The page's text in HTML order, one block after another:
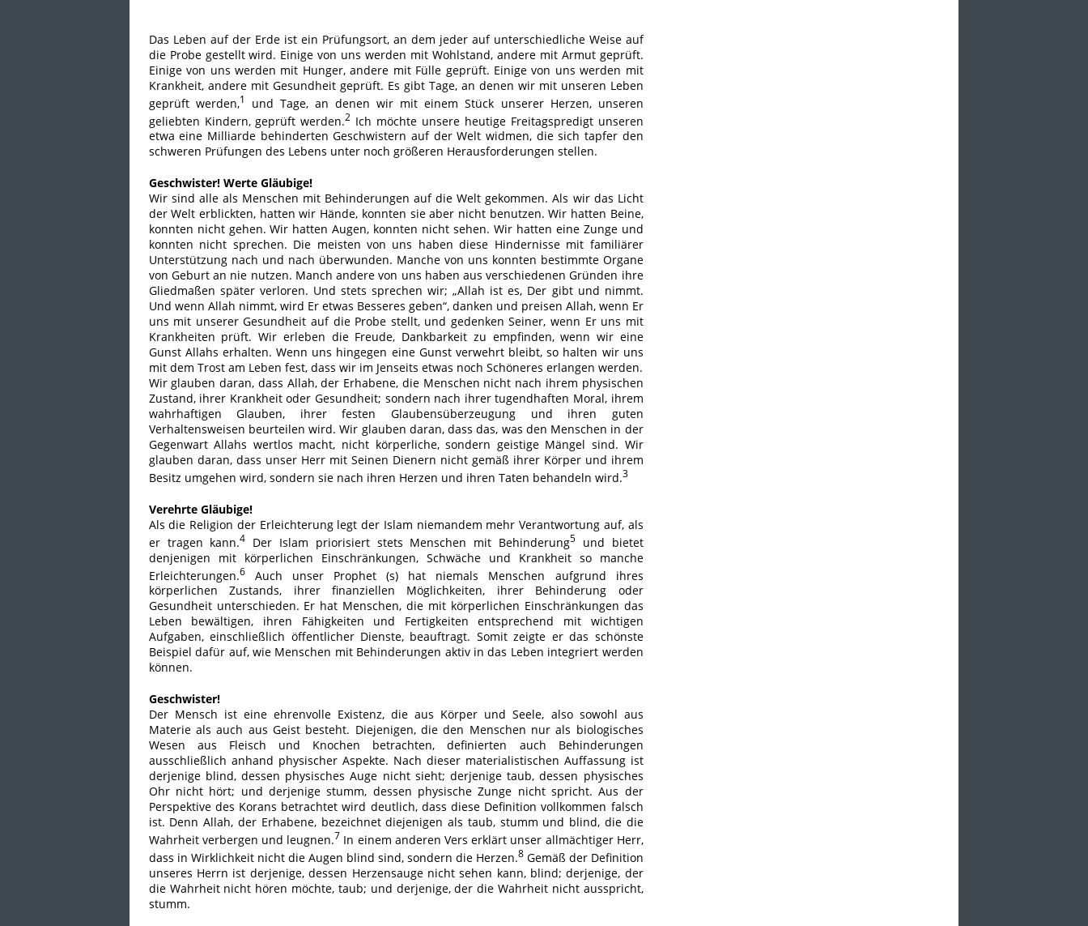
Das Leben auf der Erde ist ein Prüfungsort, an dem jeder auf unterschiedliche Weise auf
die Probe gestellt wird. Einige von uns werden mit Wohlstand, andere mit Armut geprüft.
Einige von uns werden mit Hunger, andere mit Fülle geprüft. Einige von uns werden mit
Krankheit, andere mit Gesundheit geprüft. Es gibt Tage, an denen wir mit unseren Leben
geprüft werden,1
und Tage, an denen wir mit einem Stück unserer Herzen, unseren
geliebten Kindern, geprüft werden.2 Ich möchte unsere heutige Freitagspredigt unseren
etwa eine Milliarde behinderten Geschwistern auf der Welt widmen, die sich tapfer den
schweren Prüfungen des Lebens unter noch größeren Herausforderungen stellen.
Geschwister! Werte Gläubige!
Wir sind alle als Menschen mit Behinderungen auf die Welt gekommen. Als wir das Licht
der Welt erblickten, hatten wir Hände, konnten sie aber nicht benutzen. Wir hatten Beine,
konnten nicht gehen. Wir hatten Augen, konnten nicht sehen. Wir hatten eine Zunge und
konnten nicht sprechen. Die meisten von uns haben diese Hindernisse mit familiärer
Unterstützung nach und nach überwunden. Manche von uns konnten bestimmte Organe
von Geburt an nie nutzen. Manch andere von uns haben aus verschiedenen Gründen ihre
Gliedmaßen später verloren. Und stets sprechen wir; „Allah ist es, Der gibt und nimmt.
Und wenn Allah nimmt, wird Er etwas Besseres geben“, danken und preisen Allah, wenn Er
uns mit unserer Gesundheit auf die Probe stellt, und gedenken Seiner, wenn Er uns mit
Krankheiten prüft. Wir erleben die Freude, Dankbarkeit zu empfinden, wenn wir eine
Gunst Allahs erhalten. Wenn uns hingegen eine Gunst verwehrt bleibt, so halten wir uns
mit dem Trost am Leben fest, dass wir im Jenseits etwas noch Schöneres erlangen werden.
Wir glauben daran, dass Allah, der Erhabene, die Menschen nicht nach ihrem physischen
Zustand, ihrer Krankheit oder Gesundheit; sondern nach ihrer tugendhaften Moral, ihrem
wahrhaftigen Glauben, ihrer festen Glaubensüberzeugung und ihren guten
Verhaltensweisen beurteilen wird. Wir glauben daran, dass das, was den Menschen in der
Gegenwart Allahs wertlos macht, nicht körperliche, sondern geistige Mängel sind. Wir
glauben daran, dass unser Herr mit Seinen Dienern nicht gemäß ihrer Körper und ihrem
Besitz umgehen wird, sondern sie nach ihren Herzen und ihren Taten behandeln wird.3
Verehrte Gläubige!
Als die Religion der Erleichterung legt der Islam niemandem mehr Verantwortung auf, als
er tragen kann.4 Der Islam priorisiert stets Menschen mit Behinderung5
und bietet
denjenigen mit körperlichen Einschränkungen, Schwäche und Krankheit so manche
Erleichterungen.6Auch unser Prophet (s) hat niemals Menschen aufgrund ihres
körperlichen Zustands, ihrer finanziellen Möglichkeiten, ihrer Behinderung oder
Gesundheit unterschieden. Er hat Menschen, die mit körperlichen Einschränkungen das
Leben bewältigen, ihren Fähigkeiten und Fertigkeiten entsprechend mit wichtigen
Aufgaben, einschließlich öffentlicher Dienste, beauftragt. Somit zeigte er das schönste
Beispiel dafür auf, wie Menschen mit Behinderungen aktiv in das Leben integriert werden
können.
Geschwister!
Der Mensch ist eine ehrenvolle Existenz, die aus Körper und Seele, also sowohl aus
Materie als auch aus Geist besteht. Diejenigen, die den Menschen nur als biologisches
Wesen aus Fleisch und Knochen betrachten, definierten auch Behinderungen
ausschließlich anhand physischer Aspekte. Nach dieser materialistischen Auffassung ist
derjenige blind, dessen physisches Auge nicht sieht; derjenige taub, dessen physisches
Ohr nicht hört; und derjenige stumm, dessen physische Zunge nicht spricht. Aus der
Perspektive des Korans betrachtet wird deutlich, dass diese Definition vollkommen falsch
ist. Denn Allah, der Erhabene, bezeichnet diejenigen als taub, stumm und blind, die die
Wahrheit verbergen und leugnen.7 In einem anderen Vers erklärt unser allmächtiger Herr,
dass in Wirklichkeit nicht die Augen blind sind, sondern die Herzen.8Gemäß der Definition
unseres Herrn ist derjenige, dessen Herzensauge nicht sehen kann, blind; derjenige, der
die Wahrheit nicht hören möchte, taub; und derjenige, der die Wahrheit nicht ausspricht,
stumm.